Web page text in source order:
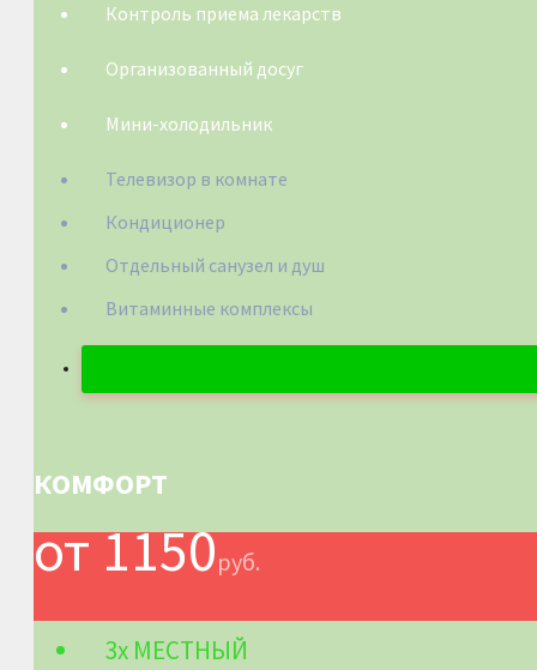
Контроль приема лекарств
Организованный досуг
Мини-холодильник
Телевизор в комнате
Кондиционер
Отдельный санузел и душ
Витаминные комплексы
КОМФОРТ
от 1150руб.
3х МЕСТНЫЙ